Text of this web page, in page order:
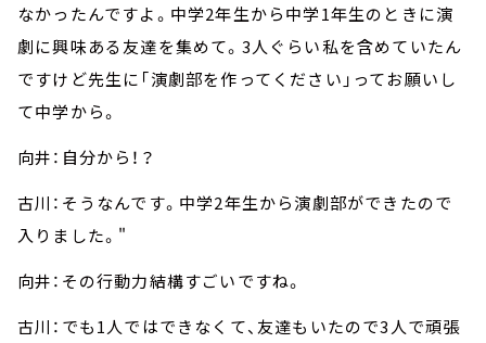
なかったんですよ。中学2年生から中学1年生のときに演
劇に興味ある友達を集めて。3人ぐらい私を含めていたん
ですけど先生に「演劇部を作ってください」ってお願いし
て中学から。
向井：自分から！？
古川：そうなんです。中学2年生から演劇部ができたので
入りました。"
向井：その行動力結構すごいですね。
古川：でも1人ではできなくて、友達もいたので3人で頑張